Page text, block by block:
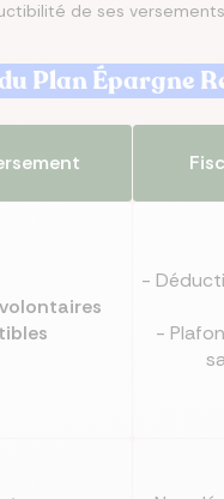
Économisez
en changeant
Trouvez le
immobilier
Économisez
sur votre
Comparez les
assurances
Trouvez la
en quelques
de ses versements
Plan Épargne
-
-